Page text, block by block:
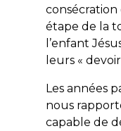
consécration
étape de la
l’enfant
leurs «
Les années
nous
capable de